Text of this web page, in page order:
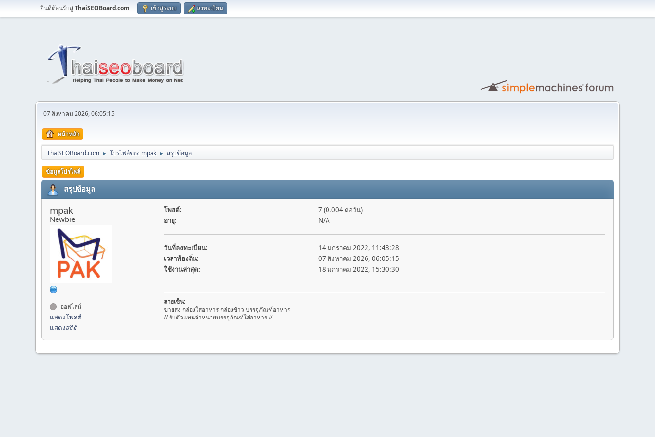
ยินดีต้อนรับสู่ThaiSEOBoard.com เข้าสู่ระบบ ลงทะเบียน
07 สิงหาคม 2026, 06:05:15
หน้าหลัก
ThaiSEOBoard.com ► โปรไฟล์ของ mpak ► สรุปข้อมูล
ข้อมูลโปรไฟล์
สรุปข้อมูล
mpak
Newbie
ออฟไลน์
แสดงโพสต์
แสดงสถิติ
โพสต์:
7 (0.004 ต่อวัน)
อายุ:
N/A
วันที่ลงทะเบียน:
14 มกราคม 2022, 11:43:28
เวลาท้องถิ่น:
07 สิงหาคม 2026, 06:05:15
ใช้งานล่าสุด:
18 มกราคม 2022, 15:30:30
ลายเซ็น:
ขายส่ง กล่องใส่อาหาร กล่องข้าว บรรจุภัณฑ์อาหาร
// รับตัวแทนจำหน่ายบรรจุภัณฑ์ใส่อาหาร //